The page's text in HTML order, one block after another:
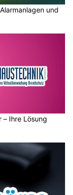
und
– Ihre Lösung